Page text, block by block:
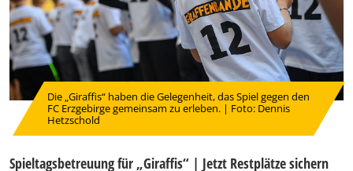
Die „Giraffis“ haben die Gelegenheit, das Spiel gegen den
FC Erzgebirge gemeinsam zu erleben. | Foto: Dennis
Hetzschold
Spieltagsbetreuung für „Giraffis“ | Jetzt Restplätze sichern